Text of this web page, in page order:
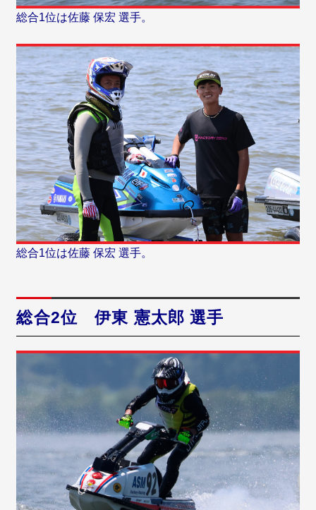
総合1位は佐藤 保宏 選手。
総合1位は佐藤 保宏 選手。
総合2位 伊東 憲太郎 選手